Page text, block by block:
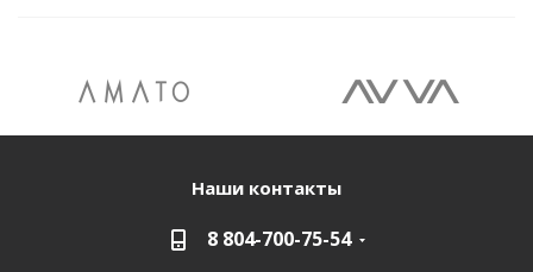
Наши контакты
8 804-700-75-54